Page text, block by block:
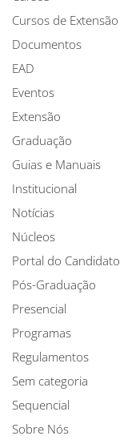
Cursos de Extensão
Documentos
EAD
Eventos
Extensão
Graduação
Guias e Manuais
Institucional
Notícias
Núcleos
Portal do Candidato
Pós-Graduação
Presencial
Programas
Regulamentos
Sem categoria
Sequencial
Sobre Nós